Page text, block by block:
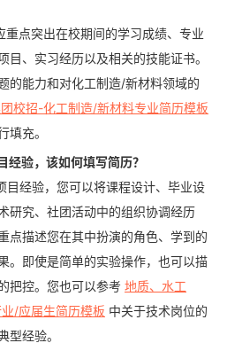
重点突出在校期间的学习成绩、专业
目、实习经历以及相关的技能证书。
的能力和对化工制造/新材料领域的
校招-化工制造/新材料专业简历模板
填充。
验，该如何填写简历？
目经验，您可以将课程设计、毕业设
研究、社团活动中的组织协调经历
点描述您在其中扮演的角色、学到的
。即使是简单的实验操作，也可以描
把控。您也可以参考 地质、水工
/应届生简历模板 中关于技术岗位的
型经验。